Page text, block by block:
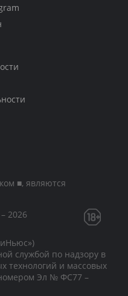
■, являются
2026
службой по надзору в
технологий и массовых
Эл № ФС77 –